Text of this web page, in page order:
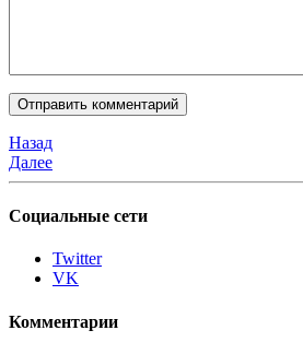
Назад
Далее
Социальные сети
Twitter
VK
Комментарии